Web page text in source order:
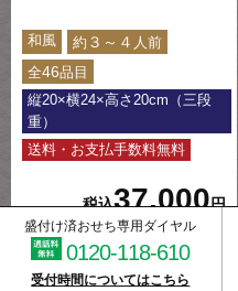
和風 約 ３～４ 人前
全46品目
縦20×横24×高さ20cm（三段
重）
送料・お支払手数料無料
税込37,000円
盛付け済おせち専用ダイヤル
0120-118-610
受付時間についてはこちら